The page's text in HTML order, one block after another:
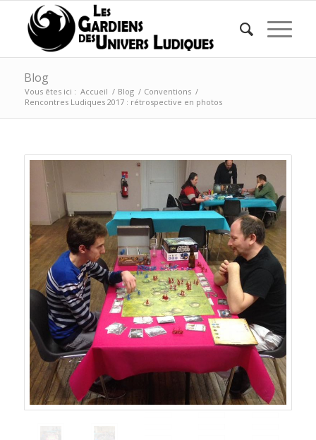
Blog
Vous êtes ici : Accueil / Blog / Conventions /
Rencontres Ludiques 2017 : rétrospective en photos